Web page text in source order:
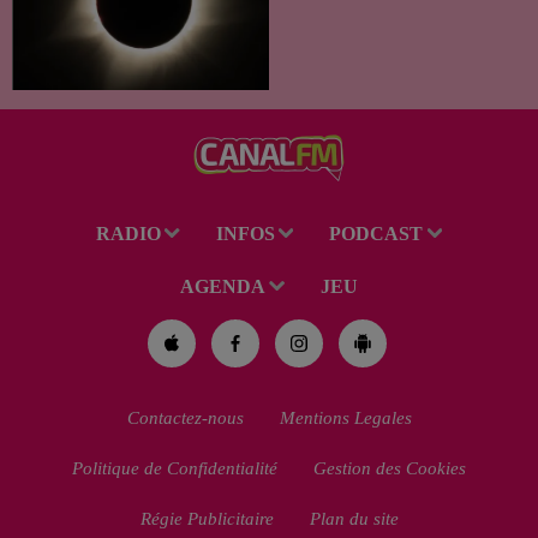
RADIO INFOS PODCAST
AGENDA JEU
Contactez-nous Mentions Legales
Politique de Confidentialité Gestion des Cookies
Régie Publicitaire Plan du site